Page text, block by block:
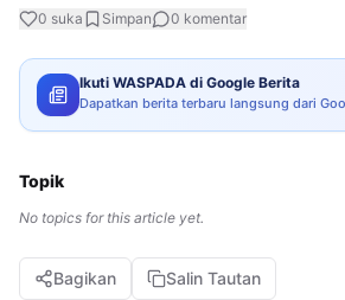
0 suka Simpan 0 komentar
Ikuti WASPADA di Google Berita
Dapatkan berita terbaru langsung dari
Topik
No topics for this article yet.
Bagikan Salin Tautan